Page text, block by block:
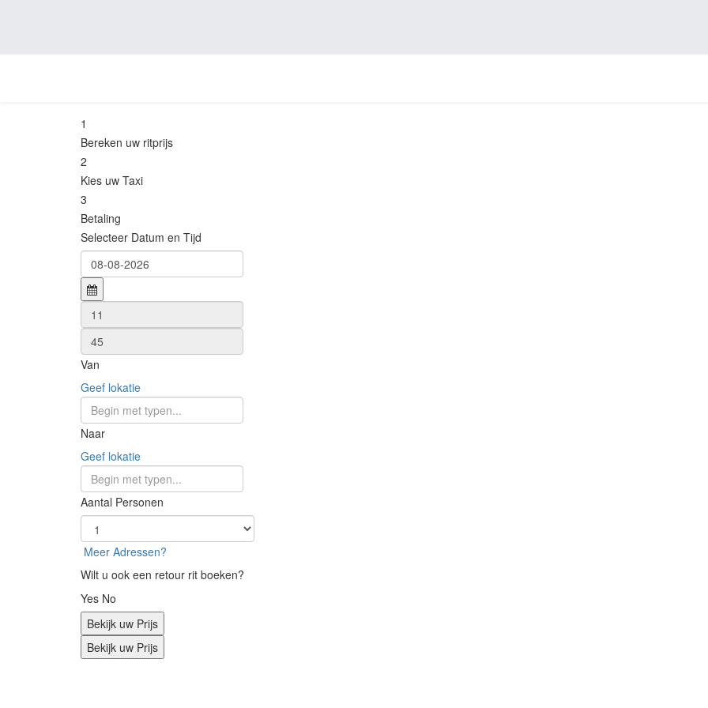
1
Bereken uw ritprijs
2
Kies uw Taxi
3
Betaling
Selecteer Datum en Tijd
Van
Geef lokatie
Naar
Geef lokatie
Aantal Personen
Meer Adressen?
Wilt u ook een retour rit boeken?
Yes No
Bekijk uw Prijs
Bekijk uw Prijs